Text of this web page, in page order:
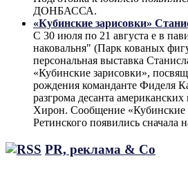
ДОНБАССА.
«Кубинские зарисовки»
С 30 июля по 21 августа е в
наковальня" (Парк кованых
персональная выставка
«Кубинские зарисовки»,
рождения команданте Фиделя
разгрома десанта
Хирон. Сообщение «Кубинские
Ретинского появились
PR, реклама & Co